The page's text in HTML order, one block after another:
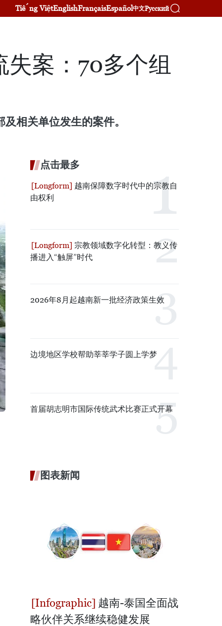
Tiếng ViệtEnglishFrançaisEspañol中文Русский
案：70多个组
相关单位发生的案件。
点击最多
越南保障数字时代中的宗教自
由权利
宗教领域数字化转型：教义传
播进入“触屏”时代
2026年8月起越南新一批经济政策生效
边境地区学校帮助莘莘学子圆上学梦
首届胡志明市国际传统武术比赛正式开幕
图表新闻
越南-泰国全面战
略伙伴关系继续稳健发展